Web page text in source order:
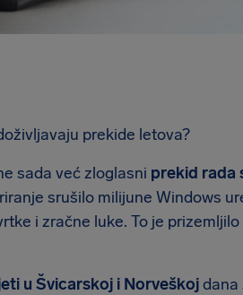
prekide letova?
sada već zloglasni prekid rada
srušilo milijune Windows
i zračne luke. To je
u Švicarskoj i Norveškojdana